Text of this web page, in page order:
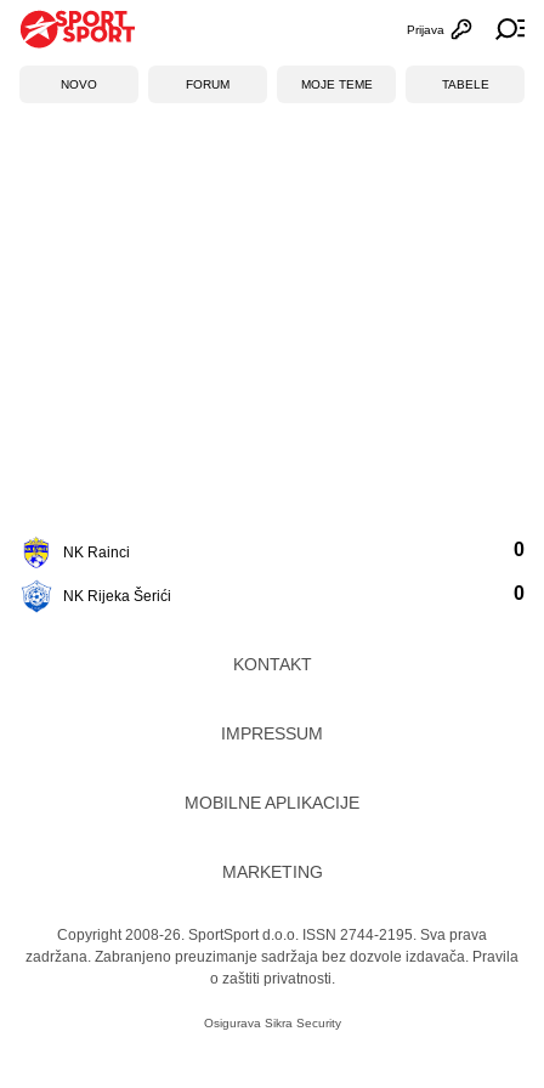
Otvori
Prijava
NOVO FORUM MOJE TEME TABELE
NK Rainci
NK Rijeka Šerići
0
0
KONTAKT
IMPRESSUM
MOBILNE APLIKACIJE
MARKETING
Copyright 2008-26. SportSport d.o.o. ISSN 2744-2195. Sva prava
zadržana. Zabranjeno preuzimanje sadržaja bez dozvole izdavača. Pravila
o zaštiti privatnosti.
Osigurava Sikra Security